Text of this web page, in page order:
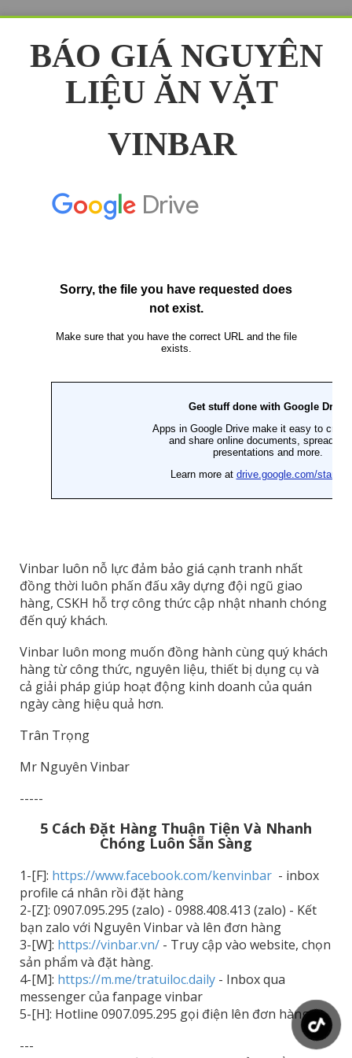
BÁO GIÁ NGUYÊN
LIỆU ĂN VẶT
VINBAR
Vinbar luôn nỗ lực đảm bảo giá cạnh tranh nhất
đồng thời luôn phấn đấu xây dựng đội ngũ giao
hàng, CSKH hỗ trợ công thức cập nhật nhanh chóng
đến quý khách.
Vinbar luôn mong muốn đồng hành cùng quý khách
hàng từ công thức, nguyên liệu, thiết bị dụng cụ và
cả giải pháp giúp hoạt động kinh doanh của quán
ngày càng hiệu quả hơn.
Trân Trọng
Mr Nguyên Vinbar
-----
5 Cách Đặt Hàng Thuận Tiện Và Nhanh
Chóng Luôn Sẵn Sàng
1-[F]: https://www.facebook.com/kenvinbar - inbox
profile cá nhân rồi đặt hàng
2-[Z]: 0907.095.295 (zalo) - 0988.408.413 (zalo) - Kết
bạn zalo với Nguyên Vinbar và lên đơn hàng
3-[W]: https://vinbar.vn/ - Truy cập vào website, chọn
sản phẩm và đặt hàng.
4-[M]: https://m.me/tratuiloc.daily - Inbox qua
messenger của fanpage vinbar
5-[H]: Hotline 0907.095.295 gọi điện lên đơn hàng.
---